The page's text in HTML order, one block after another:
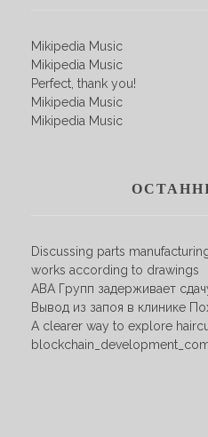
Mikipedia Music
Mikipedia Music
Perfect, thank you!
Mikipedia Music
Mikipedia Music
Discussing parts
works according to drawings
АВА Групп задерживает
Вывод из запоя в клинике
A clearer way to explore